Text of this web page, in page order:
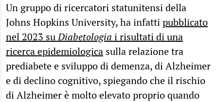
Un gruppo di ricercatori statunitensi della
Johns Hopkins University, ha infattipubblicato
nel 2023 suDiabetologia i risultati di una
ricerca epidemiologica sulla relazione tra
prediabete e sviluppo di demenza, di Alzheimer
e di declino cognitivo, spiegando che il rischio
di Alzheimer è molto elevato proprio quando